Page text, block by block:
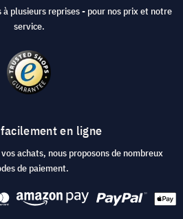
à plusieurs reprises - pour nos prix et notre
service.
en ligne
achats, nous proposons de nombreux
de paiement.